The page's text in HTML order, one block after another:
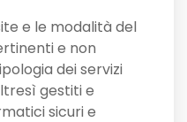
e le modalità del
e non
dei servizi
gestiti e
sicuri e